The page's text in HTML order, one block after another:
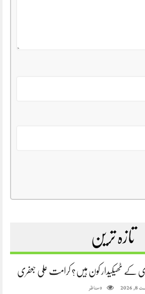
تازہ ترین
کے ٹھیکیدار کون ہیں؟ کرامت علی جعفری
2026
0مناظر